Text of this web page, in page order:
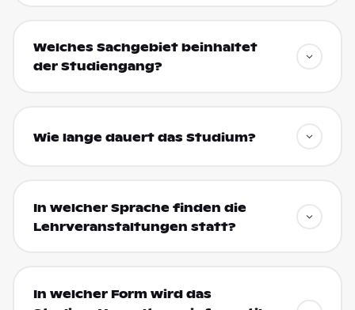
Welches Sachgebiet beinhaltet
der Studiengang?
Wie lange dauert das Studium?
In welcher Sprache finden die
Lehrveranstaltungen statt?
In welcher Form wird das